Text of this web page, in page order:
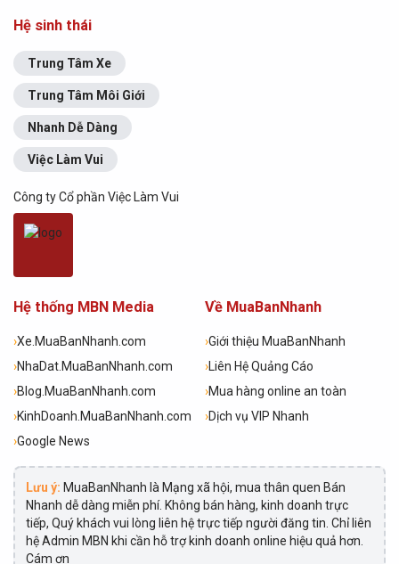
Hệ sinh thái
Trung Tâm Xe
Trung Tâm Môi Giới
Nhanh Dễ Dàng
Việc Làm Vui
Công ty Cổ phần Việc Làm Vui
Hệ thống MBN Media
›Xe.MuaBanNhanh.com
›NhaDat.MuaBanNhanh.com
›Blog.MuaBanNhanh.com
›KinhDoanh.MuaBanNhanh.com
›Google News
Về MuaBanNhanh
›Giới thiệu MuaBanNhanh
›Liên Hệ Quảng Cáo
›Mua hàng online an toàn
›Dịch vụ VIP Nhanh
Lưu ý: MuaBanNhanh là Mạng xã hội, mua thân quen Bán
Nhanh dễ dàng miễn phí. Không bán hàng, kinh doanh trực
tiếp, Quý khách vui lòng liên hệ trực tiếp người đăng tin. Chỉ liên
hệ Admin MBN khi cần hỗ trợ kinh doanh online hiệu quả hơn.
Cám ơn